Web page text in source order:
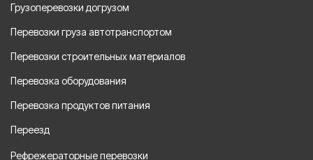
Грузоперевозки догрузом
Перевозки груза автотранспортом
Перевозки строительных материалов
Перевозка оборудования
Перевозка продуктов питания
Переезд
Рефрежераторные перевозки